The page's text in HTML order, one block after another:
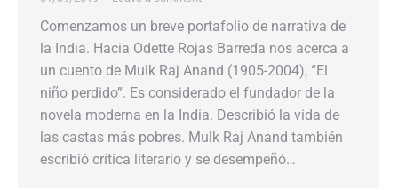
Comenzamos un breve portafolio de narrativa de
la India. Hacia Odette Rojas Barreda nos acerca a
un cuento de Mulk Raj Anand (1905-2004), “El
niño perdido”. Es considerado el fundador de la
novela moderna en la India. Describió la vida de
las castas más pobres. Mulk Raj Anand también
escribió crítica literario y se desempeñó…